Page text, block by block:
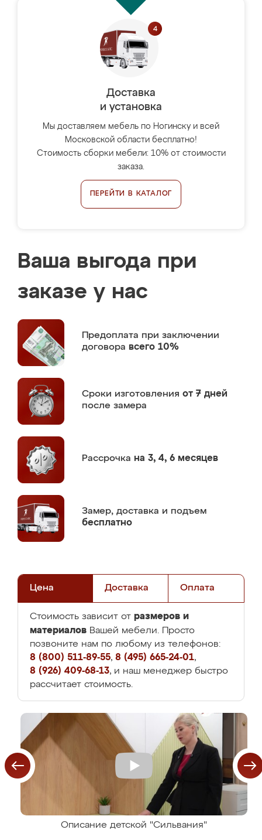
Доставка
и установка
Мы доставляем мебель по Ногинску и всей
Московской области бесплатно!
Стоимость сборки мебели: 10% от стоимости
заказа.
ПЕРЕЙТИ В КАТАЛОГ
Ваша выгода при
заказе у нас
Предоплата при заключении
договора всего 10%
Сроки изготовления от 7 дней
после замера
Рассрочка на 3, 4, 6 месяцев
Замер, доставка и подъем
бесплатно
Цена Доставка Оплата
Стоимость зависит от размеров и
материалов Вашей мебели. Просто
позвоните нам по любому из телефонов:
8 (800) 511-89-55, 8 (495) 665-24-01,
8 (926) 409-68-13, и наш менеджер быстро
рассчитает стоимость.
Описание детской "Сильвания"